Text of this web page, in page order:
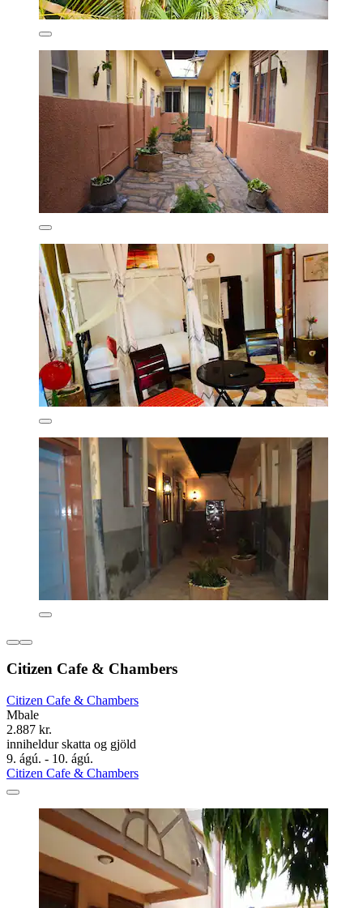
Citizen Cafe & Chambers
Citizen Cafe & Chambers
Mbale
2.887 kr.
inniheldur skatta og gjöld
9. ágú. - 10. ágú.
Citizen Cafe & Chambers